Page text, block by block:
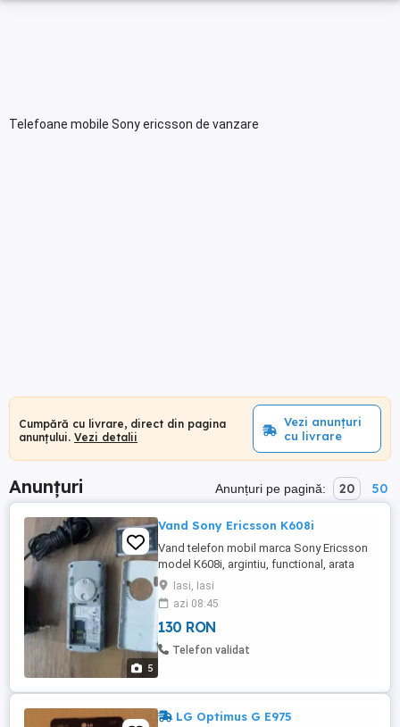
Telefoane mobile Sony ericsson de vanzare
Cumpără cu livrare, direct din pagina
anunțului. Vezi detalii
Vezi anunțuri
cu livrare
Anunțuri Anunțuri pe pagină: 20 50
5
Vand Sony Ericsson K608i
Vand telefon mobil marca Sony Ericsson
model K608i, argintiu, functional, arata
bine, ecran 1.8 inch, camera 1.3 mpx,
Radio FM, memorie interna 32Mb,
incarcator original priza, pret 130 lei.
Iasi, Iasi
azi 08:45
130 RON
Telefon validat
LG Optimus G E975